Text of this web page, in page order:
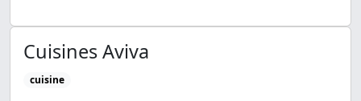
Cuisines Aviva
cuisine